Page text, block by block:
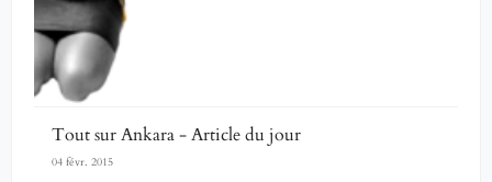
Tout sur Ankara - Article du jour
04 févr. 2015